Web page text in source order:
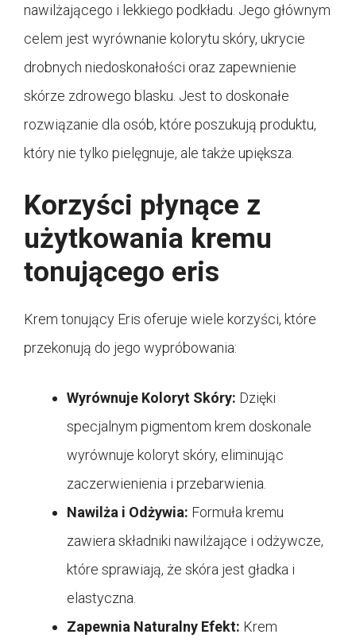
nawilżającego i lekkiego podkładu. Jego głównym
celem jest wyrównanie kolorytu skóry, ukrycie
drobnych niedoskonałości oraz zapewnienie
skórze zdrowego blasku. Jest to doskonałe
rozwiązanie dla osób, które poszukują produktu,
który nie tylko pielęgnuje, ale także upiększa.
Korzyści płynące z
użytkowania kremu
tonującego eris
Krem tonujący Eris oferuje wiele korzyści, które
przekonują do jego wypróbowania:
Wyrównuje Koloryt Skóry: Dzięki
specjalnym pigmentom krem doskonale
wyrównuje koloryt skóry, eliminując
zaczerwienienia i przebarwienia.
Nawilża i Odżywia: Formuła kremu
zawiera składniki nawilżające i odżywcze,
które sprawiają, że skóra jest gładka i
elastyczna.
Zapewnia Naturalny Efekt: Krem